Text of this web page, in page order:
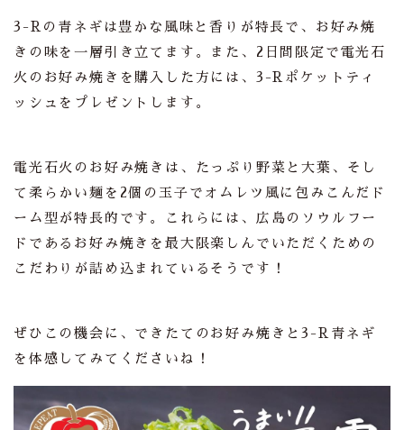
3-Rの青ネギは豊かな風味と香りが特長で、お好み焼
きの味を一層引き立てます。また、2日間限定で電光石
火のお好み焼きを購入した方には、3-Rポケットティ
ッシュをプレゼントします。
電光石火のお好み焼きは、たっぷり野菜と大葉、そし
て柔らかい麺を2個の玉子でオムレツ風に包みこんだド
ーム型が特長的です。これらには、広島のソウルフー
ドであるお好み焼きを最大限楽しんでいただくための
こだわりが詰め込まれているそうです！
ぜひこの機会に、できたてのお好み焼きと3-R青ネギ
を体感してみてくださいね！